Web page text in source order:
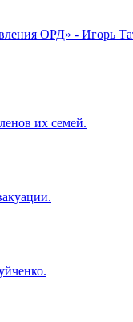
ОРД» - Игорь
их семей.